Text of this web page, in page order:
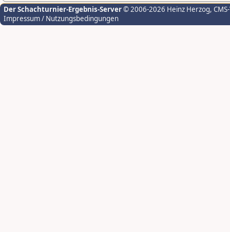
Der Schachturnier-Ergebnis-Server© 2006-2026 Heinz Herzog,
Impressum / Nutzungsbedingungen